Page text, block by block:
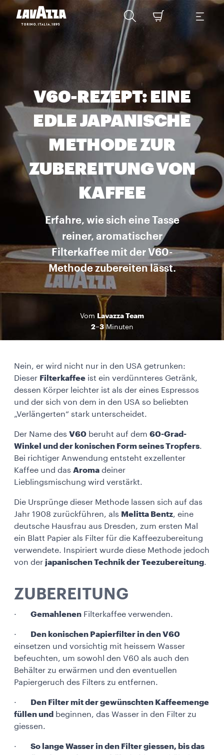
V60-REZEPT: EINE
EDLE JAPANISCHE
METHODE ZUR
ZUBEREITUNG VON
KAFFEE
Erfahre, wie sich eine Tasse
reiner, aromatischer
Filterkaffee mit der V60-
Methode zubereiten lässt.
Vom
Lavazza Team
2–3Minuten
Nein, er wird nicht nur in den USA getrunken:
Dieser Filterkaffee ist ein verdünnteres Getränk,
dessen Körper leichter ist als der eines Espressos
und der sich von dem in den USA so beliebten
„Verlängerten“ stark unterscheidet.
Der Name des V60 beruht auf dem 60-Grad-
Winkel und der konischen Form seines Tropfers.
Bei richtiger Anwendung entsteht exzellenter
Kaffee und das Aroma deiner
Lieblingsmischung wird verstärkt.
Die Ursprünge dieser Methode lassen sich auf das
Jahr 1908 zurückführen, als Melitta Bentz, eine
deutsche Hausfrau aus Dresden, zum ersten Mal
ein Blatt Papier als Filter für die Kaffeezubereitung
verwendete. Inspiriert wurde diese Methode jedoch
von der japanischen Technik der Teezubereitung.
ZUBEREITUNG
· Gemahlenen Filterkaffee verwenden.
·
Den konischen Papierfilter in den V60
einsetzen und vorsichtig mit heissem Wasser
befeuchten, um sowohl den V60 als auch den
Behälter zu erwärmen und den eventuellen
Papiergeruch des Filters zu entfernen.
·
Den Filter mit der gewünschten Kaffeemenge
füllen und beginnen, das Wasser in den Filter zu
giessen.
· So lange Wasser in den Filter giessen, bis das